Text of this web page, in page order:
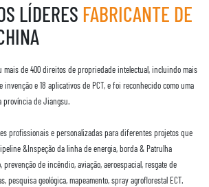
LÍDERES FABRICANTE DE
mais de 400 direitos de propriedade intelectual, incluindo mais
e 18 aplicativos de PCT, e foi reconhecido como uma
província de Jiangsu.
profissionais e personalizadas para diferentes projetos que
&Inspeção da linha de energia, borda & Patrulha
de incêndio, aviação, aeroespacial, resgate de
pesquisa geológica, mapeamento, spray agroflorestal ECT.